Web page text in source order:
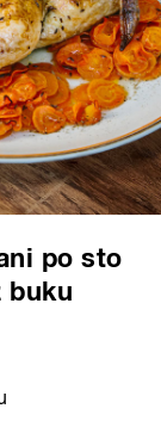
po sto
buku